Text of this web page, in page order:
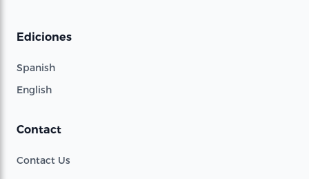
Ediciones
Spanish
English
Contact
Contact Us